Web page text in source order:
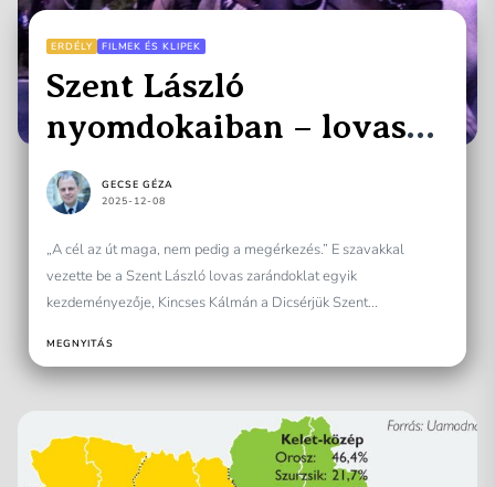
ERDÉLY FILMEK ÉS KLIPEK
Szent László
nyomdokaiban – lovas
zarándoklaton kunfakó
lovakkal
GECSE GÉZA
2025-12-08
„A cél az út maga, nem pedig a megérkezés.” E szavakkal
vezette be a Szent László lovas zarándoklat egyik
kezdeményezője, Kincses Kálmán a Dicsérjük Szent...
MEGNYITÁS